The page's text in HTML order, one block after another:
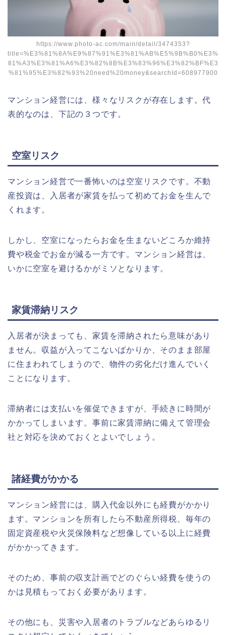
https://www.photo-ac.com/main/detail/3474353?
title=%E3%81%8A%E9%87%91%E3%81%AB%E5%9B%B0%E3%
81%A3%E3%81%A6%E3%82%8B%E3%83%96%E3%82%BF%E3
%81%95%E3%82%93%20need%20money&searchId=608977900
マンション経営には、様々なリスクが存在します。代
表的なのは、下記の３つです。
空室リスク
マンション経営で一番怖いのは空室リスクです。不動
産投資は、入居者が家賃を払って初めてお金を生んで
くれます。
しかし、空室になったらお金を生まないどころか維持
費や税金でお金が減る一方です。マンション経営は、
いかに空室を避けるかがミソとなります。
家賃滞納リスク
入居者が決まっても、家賃を滞納されたら意味があり
ません。収益が入ってこないばかりか、そのまま部屋
に住まわれてしまうので、物件の劣化だけ進んでいく
ことになります。
滞納者には支払いを催促できますが、手続きに時間が
かかってしまいます。事前に家賃滞納に備えて管理会
社と対応を決めておくとよいでしょう。
諸経費がかかる
マンション経営には、購入代金以外にも経費がかかり
ます。マンションを所有したら不動産所得税、毎年の
固定資産税や火災保険料など想像している以上に経費
がかかってきます。
そのため、事前の収支計画でどのぐらい経費を使うの
かは見積もっておく必要があります。
その他にも、災害や入居者のトラブルなどあらゆるリ